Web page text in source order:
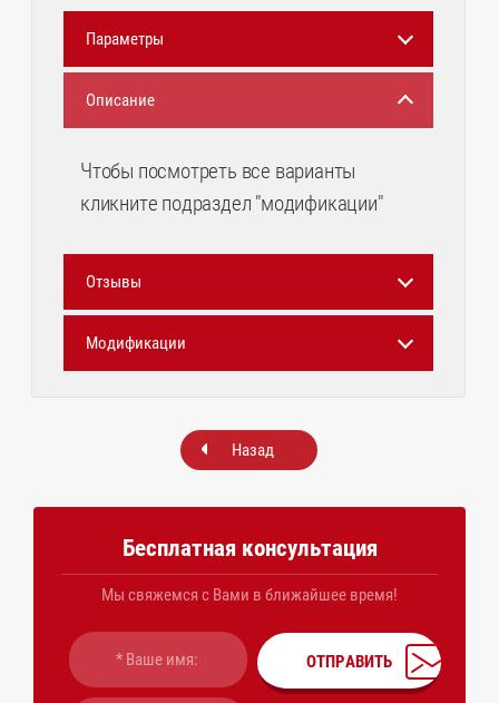
Параметры
Описание
Чтобы посмотреть все варианты
кликните подраздел "модификации"
Отзывы
Модификации
Назад
Бесплатная консультация
Мы свяжемся с Вами в ближайшее время!
ОТПРАВИТЬ